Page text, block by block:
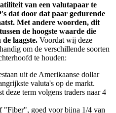
van een valutapaar te
dat door dat paar gedurende
Met andere woorden, dit
de hoogste waarde die
laagste. Voordat wij deze
om de verschillende soorten
te houden:
uit de Amerikaanse dollar
valuta's op de markt.
deze term volgens traders naar 4
"Fiber", goed voor bijna 1/4 van